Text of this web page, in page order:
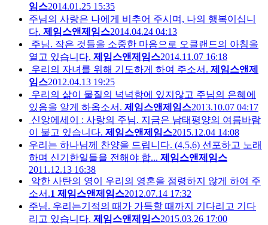
임스2014.01.25 15:35
주님의 사랑은 나에게 비추어 주시며, 나의 행복이십니
다. 제임스앤제임스2014.04.24 04:13
주님. 작은 것들을 소중한 마음으로 오클랜드의 아침을
열고 있습니다. 제임스앤제임스2014.11.07 16:18
우리의 자녀를 위해 기도하게 하여 주소서. 제임스앤제
임스2012.04.13 19:25
우리의 삶이 물질의 넉넉함에 있지않고 주님의 은혜에
있음을 알게 하옵소서. 제임스앤제임스2013.10.07 04:17
신앙에세이 : 사랑의 주님. 지금은 남태평양의 여름바람
이 불고 있습니다. 제임스앤제임스2015.12.04 14:08
우리는 하나님께 찬양을 드립니다. (4,5,6) 선포하고 노래
하며 신기한일들을 전해야 합... 제임스앤제임스
2011.12.13 16:38
악한 사탄의 영이 우리의 영혼을 점령하지 않게 하여 주
소서.1 제임스앤제임스2012.07.14 17:32
주님. 우리는기적의 때가 가득할 때까지 기다리고 기다
리고 있습니다. 제임스앤제임스2015.03.26 17:00